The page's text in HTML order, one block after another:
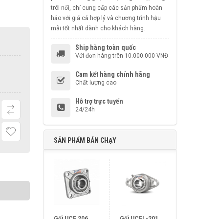
trôi nổi, chỉ cung cấp các sản phẩm hoàn
hảo với giá cả hợp lý và chương trình hậu
mãi tốt nhất dành cho khách hàng.
Ship hàng toàn quốc
Với đơn hàng trên 10.000.000 VNĐ
Cam kết hàng chính hãng
Chất lượng cao
Hỗ trợ trực tuyến
24/24h
SẢN PHẨM BÁN CHẠY